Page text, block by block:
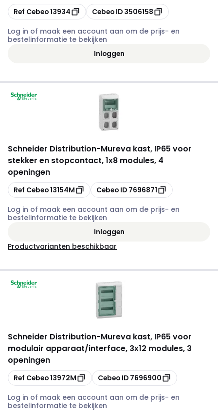
Kopiëren
Ref Cebeo13934 Kopiëren
Cebeo ID 3506158
Log in of maak een account aan om de prijs- en
bestelinformatie te bekijken
Inloggen
Schneider Distribution-Mureva kast, IP65 voor
stekker en stopcontact, 1x8 modules, 4
openingen
Kopiëren
Ref Cebeo13154M Kopiëren
Cebeo ID 7696871
Log in of maak een account aan om de prijs- en
bestelinformatie te bekijken
Inloggen
Productvarianten beschikbaar
Schneider Distribution-Mureva kast, IP65 voor
modulair apparaat/interface, 3x12 modules, 3
openingen
Kopiëren
Ref Cebeo13972M Kopiëren
Cebeo ID 7696900
Log in of maak een account aan om de prijs- en
bestelinformatie te bekijken